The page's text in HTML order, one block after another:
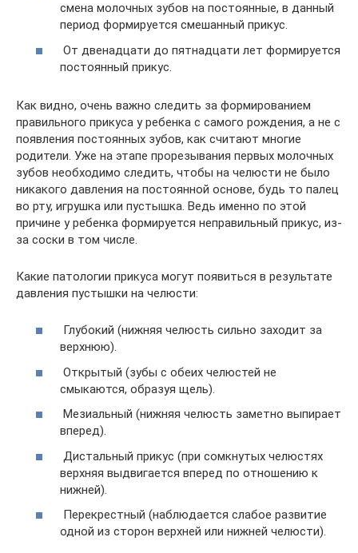
смена молочных зубов на постоянные, в данный
период формируется смешанный прикус.
От двенадцати до пятнадцати лет формируется
постоянный прикус.
Как видно, очень важно следить за формированием
правильного прикуса у ребенка с самого рождения, а не с
появления постоянных зубов, как считают многие
родители. Уже на этапе прорезывания первых молочных
зубов необходимо следить, чтобы на челюсти не было
никакого давления на постоянной основе, будь то палец
во рту, игрушка или пустышка. Ведь именно по этой
причине у ребенка формируется неправильный прикус, из-
за соски в том числе.
Какие патологии прикуса могут появиться в результате
давления пустышки на челюсти:
Глубокий (нижняя челюсть сильно заходит за
верхнюю).
Открытый (зубы с обеих челюстей не
смыкаются, образуя щель).
Мезиальный (нижняя челюсть заметно выпирает
вперед).
Дистальный прикус (при сомкнутых челюстях
верхняя выдвигается вперед по отношению к
нижней).
Перекрестный (наблюдается слабое развитие
одной из сторон верхней или нижней челюсти).